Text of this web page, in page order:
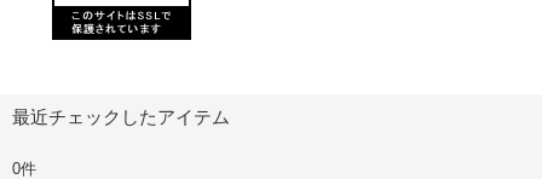
最近チェックしたアイテム
0件